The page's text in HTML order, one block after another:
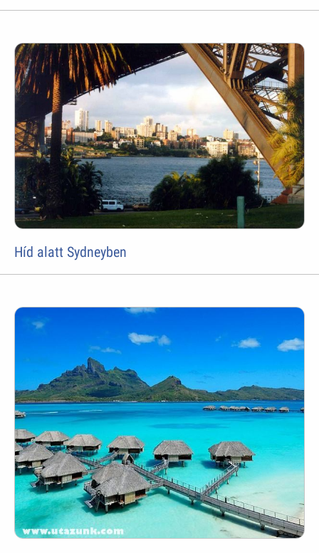
Híd alatt Sydneyben